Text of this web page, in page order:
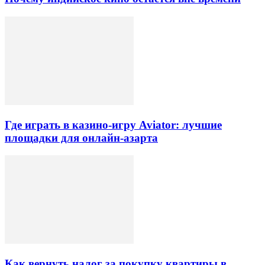
Где играть в казино-игру Aviator: лучшие
площадки для онлайн-азарта